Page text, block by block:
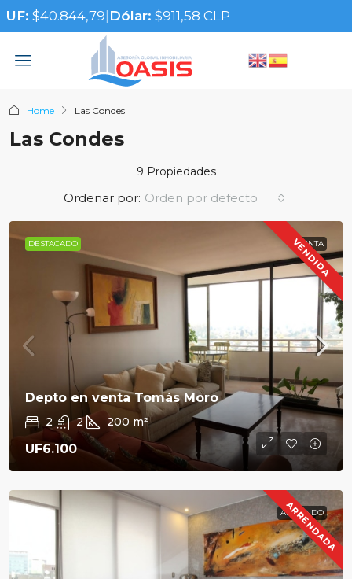
UF: $40.844,79 Dólar: $911,58 CLP
Home Las Condes
Las Condes
9 Propiedades
Ordenar por: Orden por defecto
DESTACADO VENDIDA
VENTA
Depto en venta Tomás Moro
2 2 200 m²
UF6.100
ARRENDADA
ARRIENDO